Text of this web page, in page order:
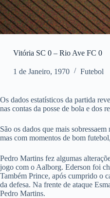
Vitória SC 0 – Rio Ave FC 0
1 de Janeiro, 1970 Futebol
Os dados estatísticos da partida
nas contas da posse de bola e dos
São os dados que mais
mas com momentos de bom
Pedro Martins fez algumas
jogo com o Aalborg. Ederson foi
Também Prince, após cumprido o
da defesa. Na frente de ataque
Pedro Martins.